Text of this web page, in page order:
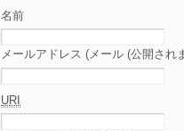
名前
メールアドレス (メール (公開され
URI